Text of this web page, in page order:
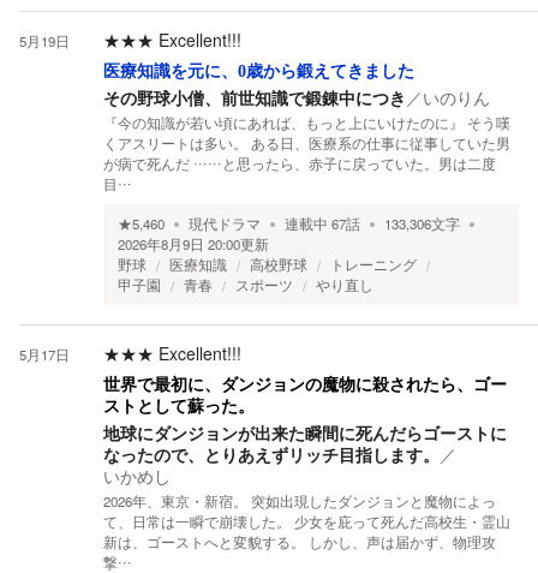
5月19日 ★★★ Excellent!!!
医療知識を元に、0歳から鍛えてきました
その野球小僧、前世知識で鍛錬中につき ／いのりん
『今の知識が若い頃にあれば、もっと上にいけたのに』 そう嘆
くアスリートは多い。 ある日、医療系の仕事に従事していた男
が病で死んだ ……と思ったら、赤子に戻っていた。男は二度
目…
★5,460 現代ドラマ 連載中 67話 133,306文字
2026年8月9日 20:00更新
野球
医療知識 高校野球
トレーニング
甲子園
青春 スポーツ やり直し
5月17日 ★★★ Excellent!!!
世界で最初に、ダンジョンの魔物に殺されたら、ゴー
ストとして蘇った。
地球にダンジョンが出来た瞬間に死んだらゴーストに
なったので、とりあえずリッチ目指します。 ／
いかめし
2026年、東京・新宿。 突如出現したダンジョンと魔物によっ
て、日常は一瞬で崩壊した。 少女を庇って死んだ高校生・霊山
新は、ゴーストへと変貌する。 しかし、声は届かず、物理攻
撃…